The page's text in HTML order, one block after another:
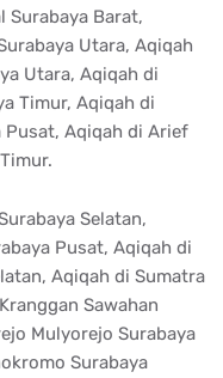
Surabaya Barat,
Utara, Aqiqah
Utara, Aqiqah di
Timur, Aqiqah di
Pusat, Aqiqah di Arief
Selatan,
Pusat, Aqiqah di
Aqiqah di Sumatra
Sawahan
Mulyorejo Surabaya
Surabaya